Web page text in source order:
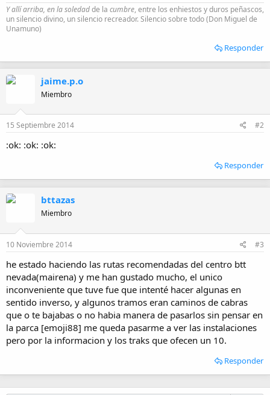
Y allí arriba, en la soledadde la cumbre, entre los enhiestos y duros peñascos,
un silencio divino, un silencio recreador. Silencio sobre todo (Don Miguel de
Unamuno)
Responder
jaime.p.o
Miembro
15 Septiembre 2014 #2
:ok: :ok: :ok:
Responder
bttazas
Miembro
10 Noviembre 2014 #3
he estado haciendo las rutas recomendadas del centro btt
nevada(mairena) y me han gustado mucho, el unico
inconveniente que tuve fue que intenté hacer algunas en
sentido inverso, y algunos tramos eran caminos de cabras
que o te bajabas o no habia manera de pasarlos sin pensar en
la parca [emoji88] me queda pasarme a ver las instalaciones
pero por la informacion y los traks que ofecen un 10.
Responder